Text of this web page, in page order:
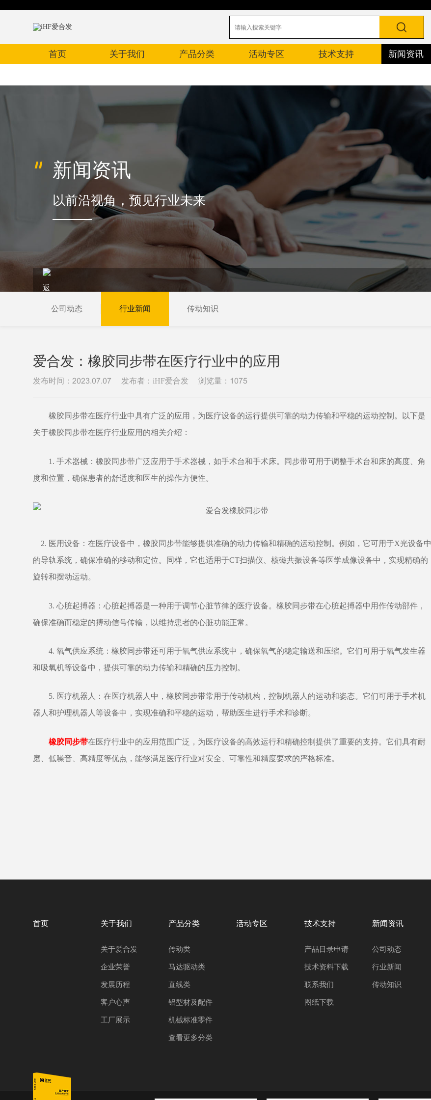
首页 关于我们 产品分类 活动专区 技术支持 新闻资讯
新闻资讯
以前沿视角，预见行业未来
当前位置： 首页 新闻资讯 行业新闻
公司动态 行业新闻 传动知识
爱合发：橡胶同步带在医疗行业中的应用
发布时间： 2023.07.07 发布者：iHF爱合发 浏览量： 1075
橡胶同步带在医疗行业中具有广泛的应用，为医疗设备的运行提供可靠的动力传输和平稳的运动控制。以下是
关于橡胶同步带在医疗行业应用的相关介绍：
1. 手术器械：橡胶同步带广泛应用于手术器械，如手术台和手术床。同步带可用于调整手术台和床的高度、角
度和位置，确保患者的舒适度和医生的操作方便性。
2. 医用设备：在医疗设备中，橡胶同步带能够提供准确的动力传输和精确的运动控制。例如，它可用于X光设备中
的导轨系统，确保准确的移动和定位。同样，它也适用于CT扫描仪、核磁共振设备等医学成像设备中，实现精确的
旋转和摆动运动。
3. 心脏起搏器：心脏起搏器是一种用于调节心脏节律的医疗设备。橡胶同步带在心脏起搏器中用作传动部件，
确保准确而稳定的搏动信号传输，以维持患者的心脏功能正常。
4. 氧气供应系统：橡胶同步带还可用于氧气供应系统中，确保氧气的稳定输送和压缩。它们可用于氧气发生器
和吸氧机等设备中，提供可靠的动力传输和精确的压力控制。
5. 医疗机器人：在医疗机器人中，橡胶同步带常用于传动机构，控制机器人的运动和姿态。它们可用于手术机
器人和护理机器人等设备中，实现准确和平稳的运动，帮助医生进行手术和诊断。
橡胶同步带在医疗行业中的应用范围广泛，为医疗设备的高效运行和精确控制提供了重要的支持。它们具有耐
磨、低噪音、高精度等优点，能够满足医疗行业对安全、可靠性和精度要求的严格标准。
首页 关于我们
关于爱合发
企业荣誉
发展历程
客户心声
工厂展示
产品分类
传动类
马达驱动类
直线类
铝型材及配件
机械标准零件
查看更多分类
活动专区 技术支持
产品目录申请
技术资料下载
联系我们
图纸下载
新闻资讯
公司动态
行业新闻
传动知识